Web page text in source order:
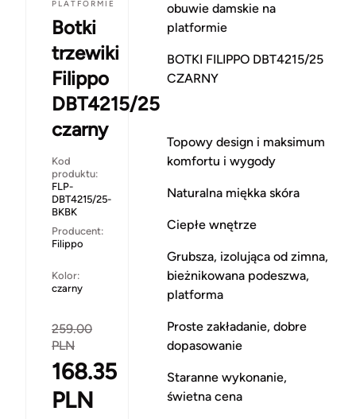
PLATFORMIE
Botki
trzewiki
Filippo
DBT4215/25
czarny
Kod
produktu:
FLP-
DBT4215/25-
BKBK
Producent:
Filippo
Kolor:
czarny
259.00
PLN
168.35
PLN
obuwie damskie na
platformie
BOTKI FILIPPO DBT4215/25
CZARNY
Topowy design i maksimum
komfortu i wygody
Naturalna miękka skóra
Ciepłe wnętrze
Grubsza, izolująca od zimna,
bieżnikowana podeszwa,
platforma
Proste zakładanie, dobre
dopasowanie
Staranne wykonanie,
świetna cena